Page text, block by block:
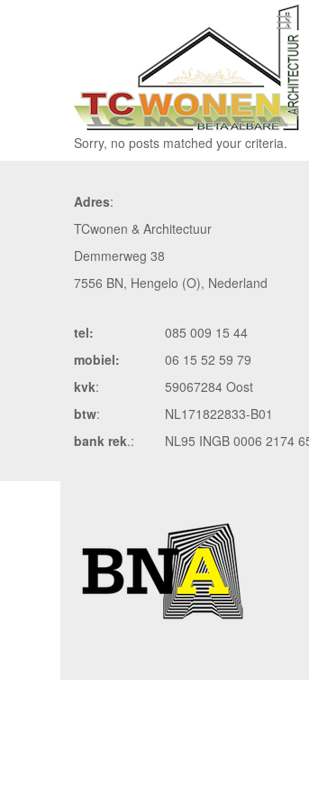
Sorry, no posts matched your criteria.
Adres:
TCwonen & Architectuur
Demmerweg 38
7556 BN, Hengelo (O), Nederland
tel:
mobiel:
kvk:
btw:
bank rek.:
085 009 15 44
06 15 52 59 79
59067284 Oost
NL171822833-B01
NL95 INGB 0006 2174